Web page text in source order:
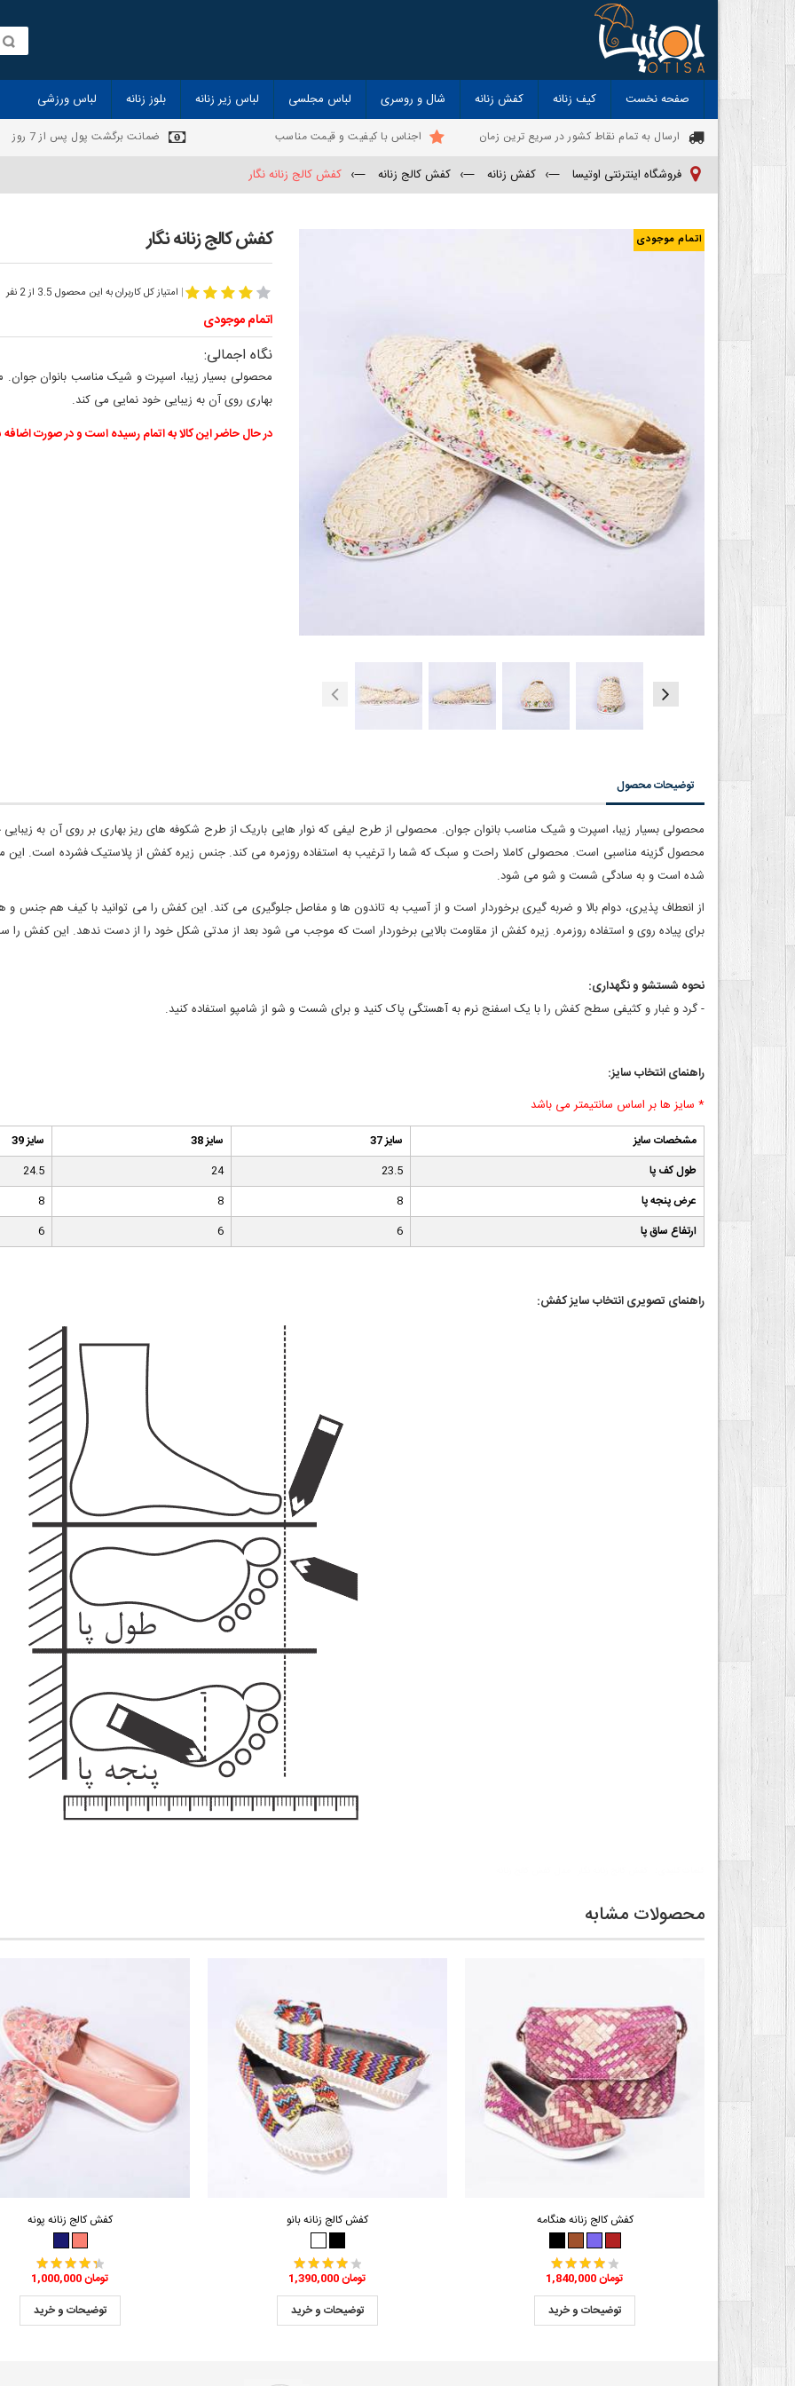
صفحه نخست کیف زنانه کفش زنانه شال و روسری لباس مجلسی لباس زیر زنانه بلوز زنانه لباس ورزشی
ارسال به تمام نقاط کشور در سریع ترین زمان اجناس با کیفیت و قیمت مناسب ضمانت برگشت پول پس از 7 روز
فروشگاه اینترنتی اوتیسا —› کفش زنانه —› کفش کالج زنانه —› کفش کالج زنانه نگار
اتمام موجودی کفش کالج زنانه نگار
| امتیاز کل کاربران به این محصول 3.5 از 2 نفر
اتمام موجودی
نگاه اجمالی:
محصولی بسیار زیبا، اسپرت و شیک مناسب بانوان
بهاری روی آن به زیبایی خود نمایی می کند.
در حال حاضر این کالا به اتمام رسیده است و در صورت
توضیحات محصول
محصولی بسیار زیبا، اسپرت و شیک مناسب بانوان جوان. محصولی از طرح لیفی که نوار هایی باریک از طرح شکوفه های ریز بهاری بر روی آن به
محصول گزینه مناسبی است. محصولی کاملا راحت و سبک که شما را ترغیب به استفاده روزمره می کند. جنس زیره کفش از پلاستیک فشرده است.
شده است و به سادگی شست و شو می شود.
از انعطاف پذیری، دوام بالا و ضربه گیری برخوردار است و از آسیب به تاندون ها و مفاصل جلوگیری می کند. این کفش را می توانید با کیف هم
برای پیاده روی و استفاده روزمره. زیره کفش از مقاومت بالایی برخوردار است که موجب می شود بعد از مدتی شکل خود را از دست ندهد. این کفش را
نحوه شستشو و نگهداری:
- گرد و غبار و کثیفی سطح کفش را با یک اسفنج نرم به آهستگی پاک کنید و برای شست و شو از شامپو استفاده کنید.
راهنمای انتخاب سایز:
* سایز ها بر اساس سانتیمتر می باشد
سایز 39 سایز 38 سایز 37
مشخصات سایز
24.5
24 23.5
طول کف پا
8
8 8
عرض پنجه پا
6
6 6 ارتفاع ساق پا
راهنمای تصویری انتخاب سایز کفش:
محصولات مشابه
کفش کالج زنانه پونه
1,000,000 تومان
توضیحات و خرید
کفش کالج زنانه بانو
1,390,000 تومان
توضیحات و خرید
کفش کالج زنانه هنگامه
1,840,000 تومان
توضیحات و خرید